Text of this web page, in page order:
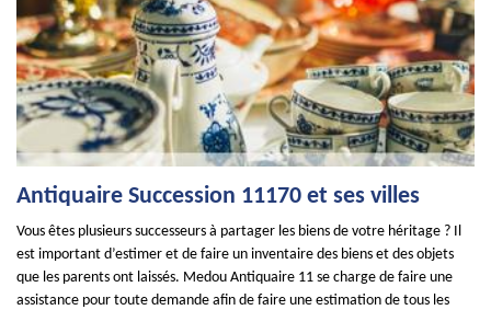
Antiquaire Succession 11170 et ses villes
Vous êtes plusieurs successeurs à partager les biens de votre héritage ? Il
est important d’estimer et de faire un inventaire des biens et des objets
que les parents ont laissés. Medou Antiquaire 11 se charge de faire une
assistance pour toute demande afin de faire une estimation de tous les